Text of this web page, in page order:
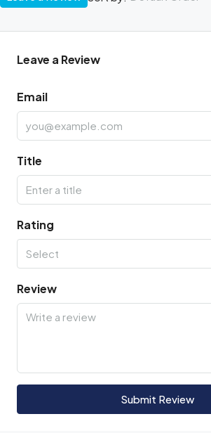
Leave a Review
Email
Title
Rating
Select
Review
Submit Review